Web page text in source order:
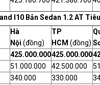
I10 Bản Sedan 1.2 AT
Hà
Nội (đồng)
TP
HCM (đồng)
425.000.000425.000.000
51.000.000 42.500.000
340.000 330.000